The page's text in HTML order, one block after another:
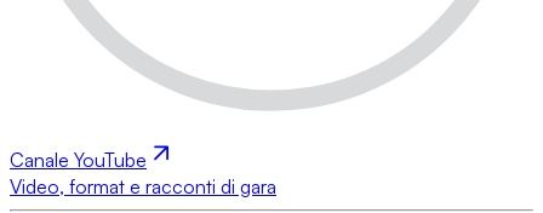
Canale YouTube
Video, format e racconti di gara